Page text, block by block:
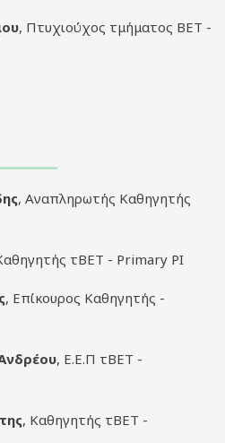
, Πτυχιούχος τμήματος ΒΕΤ -
, Αναπληρωτής Καθηγητής
τΒΕΤ - Primary PI
, Επίκουρος Καθηγητής -
, Ε.Ε.Π τΒΕΤ -
, Καθηγητής τΒΕΤ -